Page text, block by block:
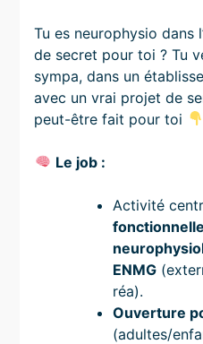
Tu es neurophysio dans
de secret pour toi ? Tu
sympa, dans un
avec un vrai projet de
peut-être fait pour toi
Le job :
Activité
ENMG
réa).
Ouverture
(adultes/